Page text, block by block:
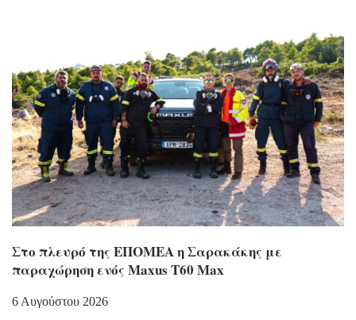
Στο πλευρό της ΕΠΟΜΕΑ η Σαρακάκης με
παραχώρηση ενός Maxus T60 Max
6 Αυγούστου 2026